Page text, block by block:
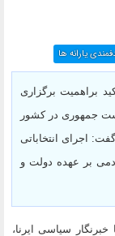
یارانه ها
براهمیت برگزاری
جمهوری در کشور
اجرای انتخاباتی
بر عهده دولت و
سیاسی ایرنا،